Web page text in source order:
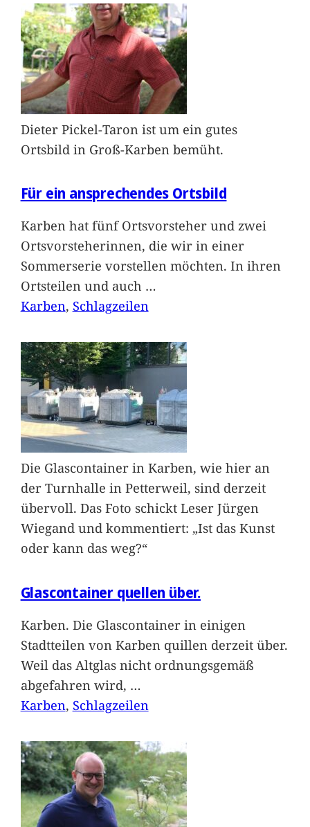
Dieter Pickel-Taron ist um ein gutes
Ortsbild in Groß-Karben bemüht.
Für ein ansprechendes Ortsbild
Karben hat fünf Ortsvorsteher und zwei
Ortsvorsteherinnen, die wir in einer
Sommerserie vorstellen möchten. In ihren
Ortsteilen und auch …
Karben, Schlagzeilen
Die Glascontainer in Karben, wie hier an
der Turnhalle in Petterweil, sind derzeit
übervoll. Das Foto schickt Leser Jürgen
Wiegand und kommentiert: „Ist das Kunst
oder kann das weg?“
Glascontainer quellen über.
Karben. Die Glascontainer in einigen
Stadtteilen von Karben quillen derzeit über.
Weil das Altglas nicht ordnungsgemäß
abgefahren wird, …
Karben, Schlagzeilen